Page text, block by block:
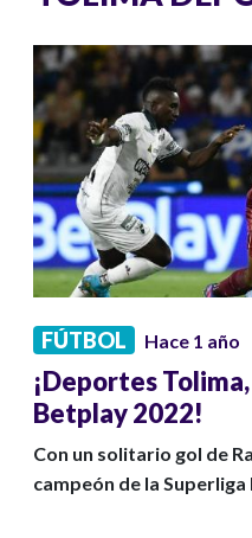
FÚTBOL Hace 1 año
¡Deportes
Betplay 2022!
Con un solitario gol de
campeón de la